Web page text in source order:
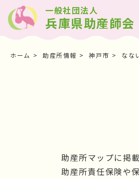
一般社団法人
兵庫県助産師会
ホーム 助産所情報 神戸市 なな
助産所マップに掲
助産所責任保険や